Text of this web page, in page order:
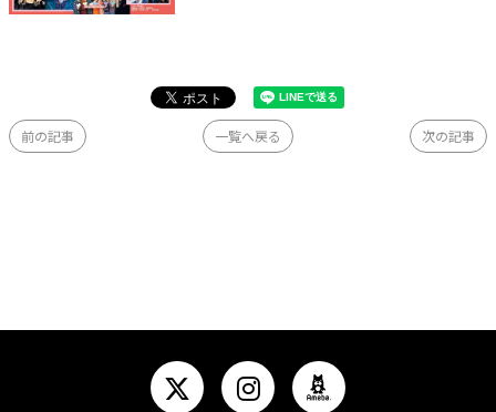
次の記事
一覧へ戻る
前の記事